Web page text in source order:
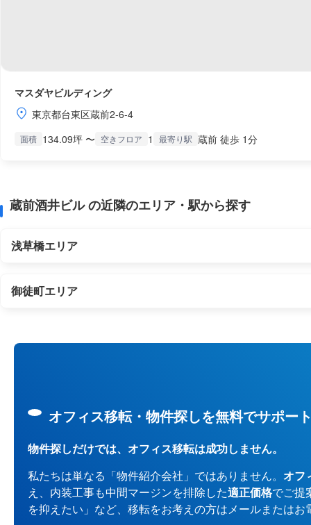
マスダヤビルディング
東京都台東区蔵前2-6-4
面積 134.09坪 〜 空きフロア 1 最寄り駅 蔵前 徒歩 1分
蔵前酒井ビル の近隣のエリア・駅から探す
浅草橋エリア
御徒町エリア
オフィス移転・物件探しを無料でサポー
物件探しだけでは、オフィス移転は成功しません。
私たちは単なる「物件紹介会社」ではありません。 オフ
え、内装工事も中間マージンを排除した適正価格でご提
を抑えたい」など、移転をお考えの方はメールまたは